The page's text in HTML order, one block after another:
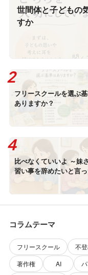
世間体と子どもの
すか
フリースクールを選ぶ
ありますか？
比べなくていいよ ～妹
習い事を辞めたいと言
コラムテーマ
フリースクール 不
著作権
AI